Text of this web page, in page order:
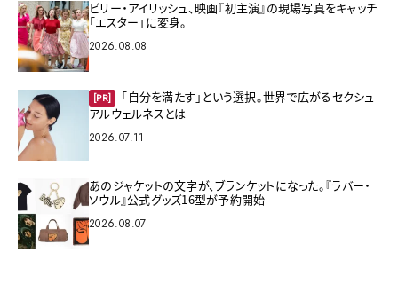
ビリー・アイリッシュ、映画『初主演』の現場写真をキャッチ
「エスター」に変身。
2026.08.08
[PR]
「自分を満たす」という選択。世界で広がるセクシュ
アルウェルネスとは
2026.07.11
あのジャケットの文字が、ブランケットになった。『ラバー・
ソウル』公式グッズ16型が予約開始
2026.08.07